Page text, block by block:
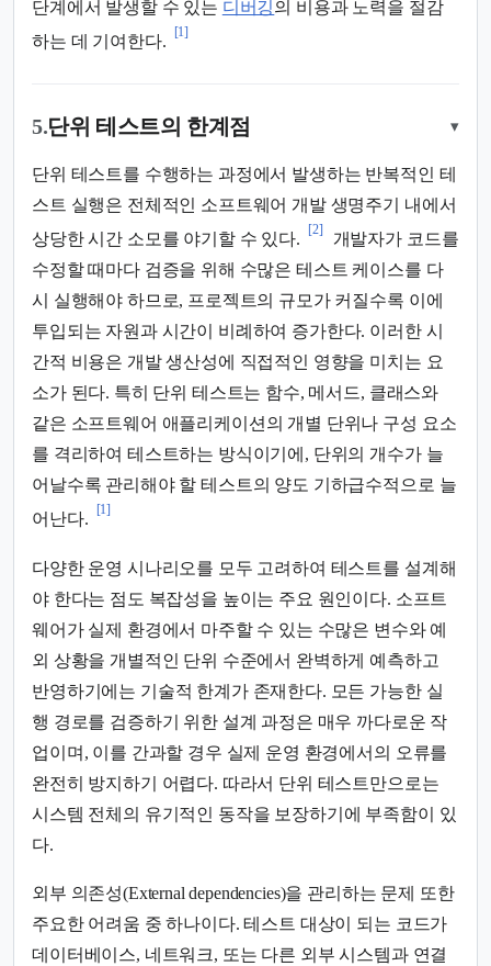
단계에서 발생할 수 있는 디버깅의 비용과 노력을 절감
하는 데 기여한다.
[1]
5.단위 테스트의 한계점 ▾
단위 테스트를 수행하는 과정에서 발생하는 반복적인 테
스트 실행은 전체적인 소프트웨어 개발 생명주기 내에서
상당한 시간 소모를 야기할 수 있다.
[2]
개발자가 코드를
수정할 때마다 검증을 위해 수많은 테스트 케이스를 다
시 실행해야 하므로, 프로젝트의 규모가 커질수록 이에
투입되는 자원과 시간이 비례하여 증가한다. 이러한 시
간적 비용은 개발 생산성에 직접적인 영향을 미치는 요
소가 된다. 특히 단위 테스트는 함수, 메서드, 클래스와
같은 소프트웨어 애플리케이션의 개별 단위나 구성 요소
를 격리하여 테스트하는 방식이기에, 단위의 개수가 늘
어날수록 관리해야 할 테스트의 양도 기하급수적으로 늘
어난다.
[1]
다양한 운영 시나리오를 모두 고려하여 테스트를 설계해
야 한다는 점도 복잡성을 높이는 주요 원인이다. 소프트
웨어가 실제 환경에서 마주할 수 있는 수많은 변수와 예
외 상황을 개별적인 단위 수준에서 완벽하게 예측하고
반영하기에는 기술적 한계가 존재한다. 모든 가능한 실
행 경로를 검증하기 위한 설계 과정은 매우 까다로운 작
업이며, 이를 간과할 경우 실제 운영 환경에서의 오류를
완전히 방지하기 어렵다. 따라서 단위 테스트만으로는
시스템 전체의 유기적인 동작을 보장하기에 부족함이 있
다.
외부 의존성(External dependencies)을 관리하는 문제 또한
주요한 어려움 중 하나이다. 테스트 대상이 되는 코드가
데이터베이스, 네트워크, 또는 다른 외부 시스템과 연결